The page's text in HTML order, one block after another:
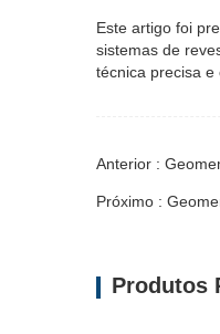
Este artigo foi
sistemas de
técnica precisa e
Anterior :
Próximo :
Produtos